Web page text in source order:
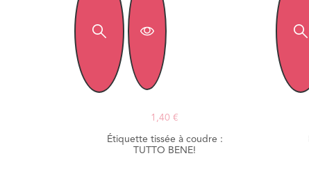
Étiquette tissée à coudre :
TUTTO BENE!
1,40 €